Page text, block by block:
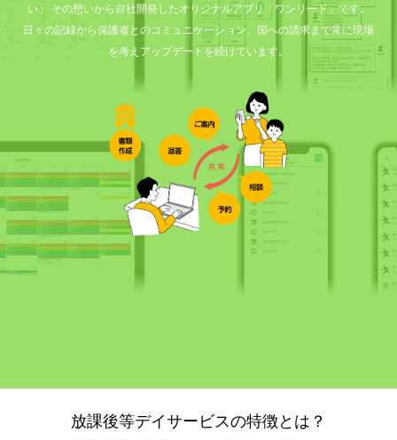
い」 その想いから自社開発したオリジナルアプリ「ワンリード」です。
日々の記録から保護者とのコミュニケーション、国への請求まで常に現場
を考えアップデートを続けています。
放課後等デイサービスの特徴とは？